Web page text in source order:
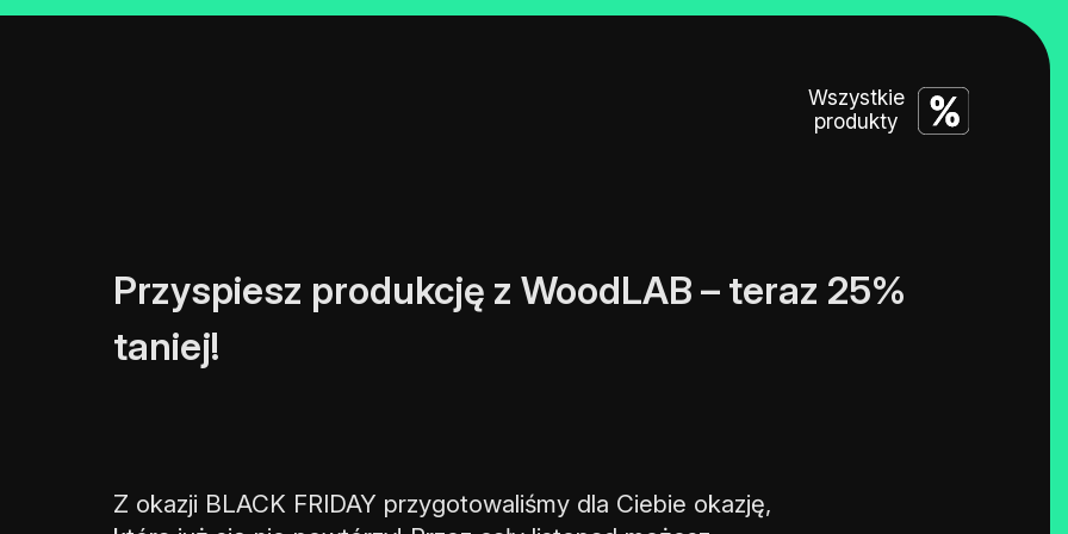
Wszystkie
produkty
Przyspiesz produkcję z WoodLAB – teraz 25%
taniej!
Z okazji BLACK FRIDAY przygotowaliśmy dla Ciebie okazję,